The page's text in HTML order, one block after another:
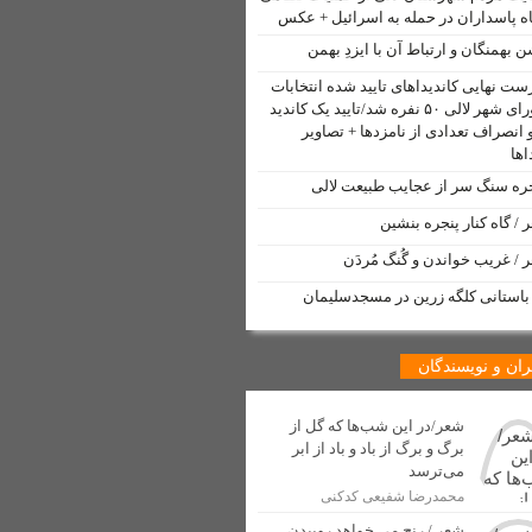
ترانس برق
لالی
لالی منتشر شد
توسط خبرنگار لالی
شهری شهرستان لالی آغاز شد
جهانگردان ایرانی
در شهرستان لالی
پاسداران در حمله به اسرائیل + عکس
بهمنگان و ارتباط آن با ایزدِ بهمن
نهایی کاندیداهای تایید شده انتخابات
شورای شهر لالی ۵۰ نفره شد/تایید یک کاندید
انصراف تعدادی از نامزدها + تصاویر
سنگ سر از عجایب طبیعت لالی
/ گاه کنار پنجره بنشین
/ غریب خواندن و گُنگ مُردَن
باستانی کلگه زرین در مسجدسلیمان
و نویسندگان
شعر/در این شب‌ها که گل از
برگ و برگ از باد و باد از ابر
می‌ترسد
محمدرضا شفیعی کدکنی